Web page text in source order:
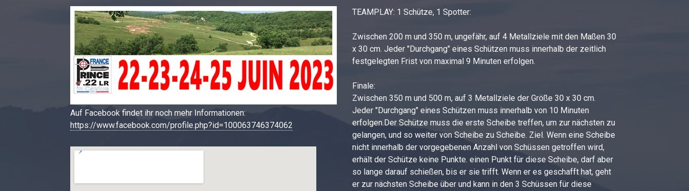
Auf Facebook findet ihr noch mehr Informationen:
https://www.facebook.com/profile.php?id=100063746374062
TEAMPLAY: 1 Schütze, 1 Spotter:
Zwischen 200 m und 350 m, ungefähr, auf 4 Metallziele mit den Maßen 30
x 30 cm. Jeder "Durchgang" eines Schützen muss innerhalb der zeitlich
festgelegten Frist von maximal 9 Minuten erfolgen.
Finale:
Zwischen 350 m und 500 m, auf 3 Metallziele der Größe 30 x 30 cm.
Jeder "Durchgang" eines Schützen muss innerhalb von 10 Minuten
erfolgen.Der Schütze muss die erste Scheibe treffen, um zur nächsten zu
gelangen, und so weiter von Scheibe zu Scheibe. Ziel. Wenn eine Scheibe
nicht innerhalb der vorgegebenen Anzahl von Schüssen getroffen wird,
erhält der Schütze keine Punkte. einen Punkt für diese Scheibe, darf aber
so lange darauf schießen, bis er sie trifft. Wenn er es geschafft hat, geht
er zur nächsten Scheibe über und kann in den 3 Schüssen für diese